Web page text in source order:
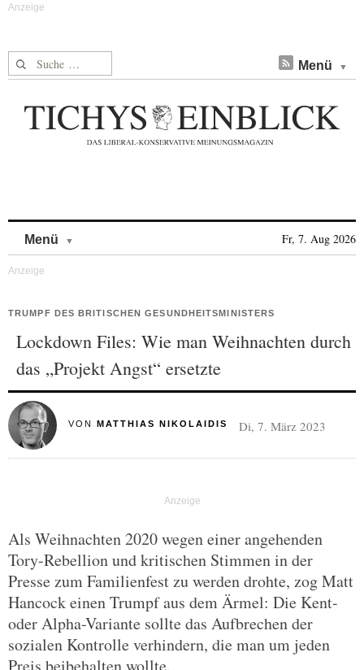
Suche nach: Menü
Menü Fr, 7. Aug 2026
TRUMPF DES BRITISCHEN GESUNDHEITSMINISTERS
Lockdown Files: Wie man Weihnachten durch
das „Projekt Angst“ ersetzte
VON MATTHIAS NIKOLAIDIS Di, 7. März 2023
Als Weihnachten 2020 wegen einer angehenden
Tory-Rebellion und kritischen Stimmen in der
Presse zum Familienfest zu werden drohte, zog Matt
Hancock einen Trumpf aus dem Ärmel: Die Kent-
oder Alpha-Variante sollte das Aufbrechen der
sozialen Kontrolle verhindern, die man um jeden
Preis beibehalten wollte.